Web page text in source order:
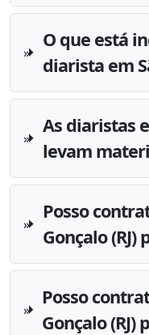
O que está
diarista em
As diaristas
levam
Posso
Gonçalo (RJ)
Posso
Gonçalo (RJ)